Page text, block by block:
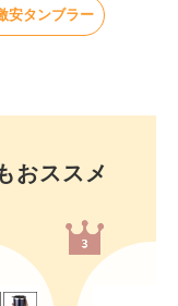
安タンブラー
おススメ